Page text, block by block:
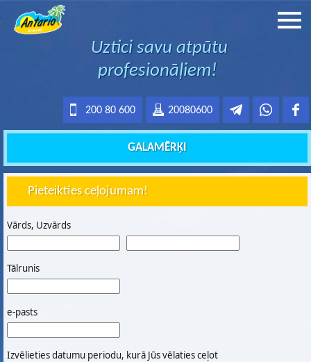
Uztici savu atpūtu
profesionāļiem!
20080600
200 80 600
GALAMĒRĶI
Pieteikties ceļojumam!
Vārds, Uzvārds
Tālrunis
e-pasts
Izvēlieties datumu periodu, kurā Jūs vēlaties ceļot